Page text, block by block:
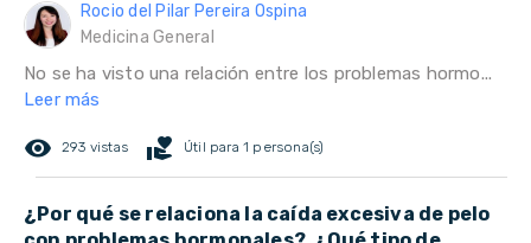
Rocio del Pilar Pereira Ospina
Medicina General
No se ha visto una relación entre los problemas hormo...
Leer más
remove_red_eye 293 vistas volunteer_activism Útil para 1 persona(s)
¿Por qué se relaciona la caída excesiva de pelo